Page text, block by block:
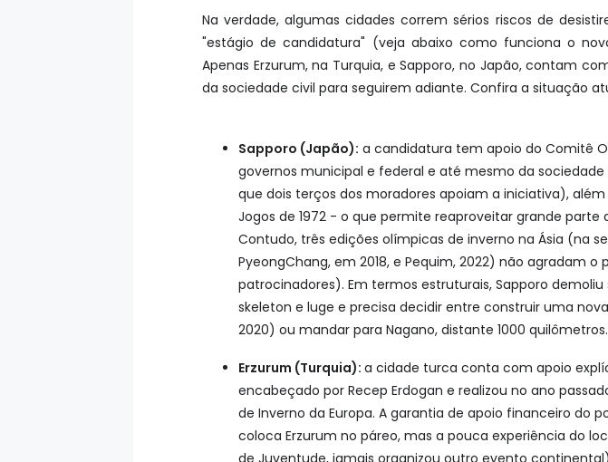
Na verdade, algumas cidades correm sérios riscos de
"estágio de candidatura" (veja abaixo como funciona o
Apenas Erzurum, na Turquia, e Sapporo, no Japão, contam
da sociedade civil para seguirem adiante. Confira a situação
Sapporo (Japão): a candidatura tem apoio do Comitê
governos municipal e federal e até mesmo da sociedade
que dois terços dos moradores apoiam a iniciativa),
Jogos de 1972 - o que permite reaproveitar grande parte
Contudo, três edições olímpicas de inverno na Ásia (na
PyeongChang, em 2018, e Pequim, 2022) não agradam
patrocinadores). Em termos estruturais, Sapporo demoliu
skeleton e luge e precisa decidir entre construir uma
2020) ou mandar para Nagano, distante 1000 quilômetros.
Erzurum (Turquia): a cidade turca conta com apoio
encabeçado por Recep Erdogan e realizou no ano
de Inverno da Europa. A garantia de apoio financeiro do
coloca Erzurum no páreo, mas a pouca experiência do
de Juventude, jamais organizou outro evento